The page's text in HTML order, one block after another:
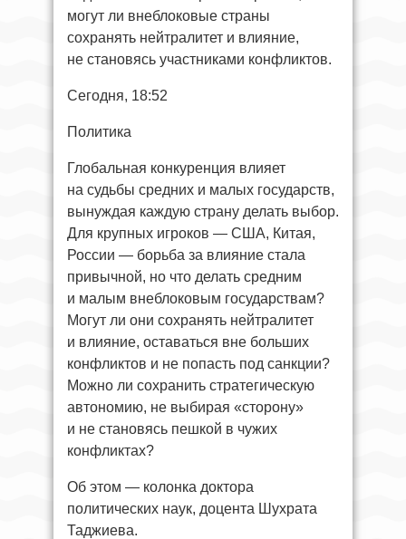
могут ли внеблоковые страны
сохранять нейтралитет и влияние,
не становясь участниками конфликтов.
Сегодня, 18:52
Политика
Глобальная конкуренция влияет
на судьбы средних и малых государств,
вынуждая каждую страну делать выбор.
Для крупных игроков — США, Китая,
России — борьба за влияние стала
привычной, но что делать средним
и малым внеблоковым государствам?
Могут ли они сохранять нейтралитет
и влияние, оставаться вне больших
конфликтов и не попасть под санкции?
Можно ли сохранить стратегическую
автономию, не выбирая «сторону»
и не становясь пешкой в чужих
конфликтах?
Об этом — колонка доктора
политических наук, доцента Шухрата
Таджиева.